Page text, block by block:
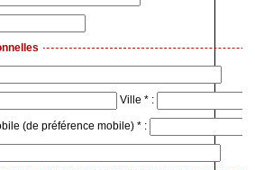
Ville * :
(de préférence mobile) * :